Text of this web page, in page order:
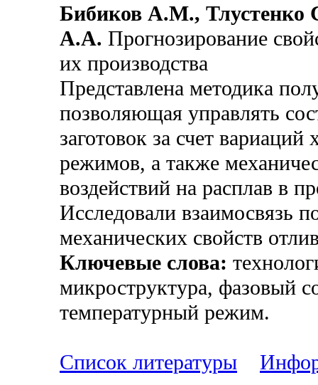
Бибиков А.М.,
А.А. Прогнозирование
их производства
Представлена методика
позволяющая управлять
заготовок за счет
режимов, а также
воздействий на расплав в
Исследовали взаимосвязь
механических свойств
Ключевые слова:
микроструктура, фазовый
температурный режим.
Список литературы